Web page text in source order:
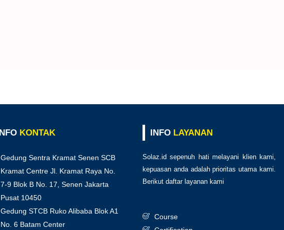
INFO KONTAK
Gedung Sentra Kramat Senen SCB
Kramat Centre Jl. Kramat Raya No.
7-9 Blok B No. 17, Senen Jakarta
Pusat 10450
Gedung STCB Ruko Alibaba Blok A1
No. 6 Batam Center
INFO LAYANAN
Solaz.id sepenuh hati melayani klien kami,
kepuasan anda adalah prioritas utama kami.
Berikut daftar layanan kami
Course